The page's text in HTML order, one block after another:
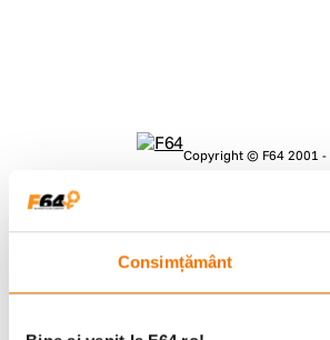
Consimțământ
Copyright © F64 2001 -